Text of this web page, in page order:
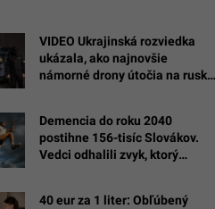
VIDEO Ukrajinská rozviedka
ukázala, ako najnovšie
námorné drony útočia na ruské
Demencia do roku 2040
postihne 156-tisíc Slovákov.
Vedci odhalili zvyk, ktorý
40 eur za 1 liter: Obľúbený